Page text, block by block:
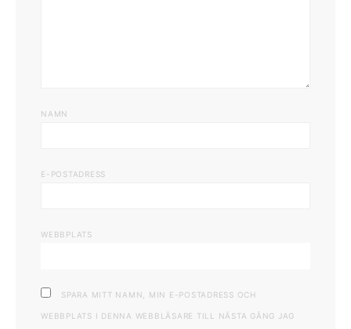
NAMN
E-POSTADRESS
WEBBPLATS
SPARA MITT NAMN, MIN E-POSTADRESS OCH
WEBBPLATS I DENNA WEBBLÄSARE TILL NÄSTA GÅNG JAG